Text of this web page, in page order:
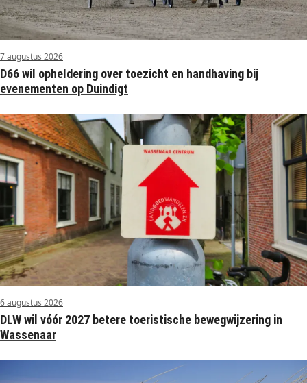
7 augustus 2026
D66 wil opheldering over toezicht en handhaving bij
evenementen op Duindigt
6 augustus 2026
DLW wil vóór 2027 betere toeristische bewegwijzering in
Wassenaar